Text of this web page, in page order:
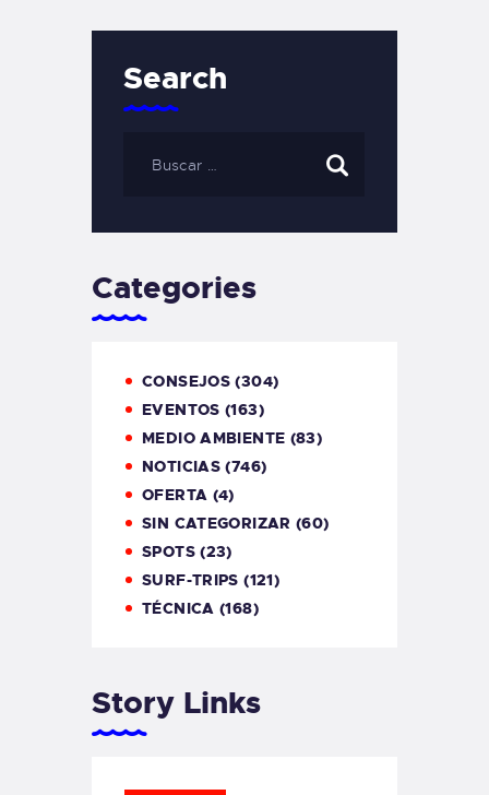
Search
Categories
CONSEJOS (304)
EVENTOS (163)
MEDIO AMBIENTE (83)
NOTICIAS (746)
OFERTA (4)
SIN CATEGORIZAR (60)
SPOTS(23)
SURF-TRIPS (121)
TÉCNICA (168)
Story Links